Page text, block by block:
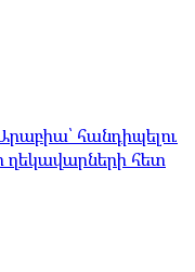
հանդիպելու
ղեկավարների հետ